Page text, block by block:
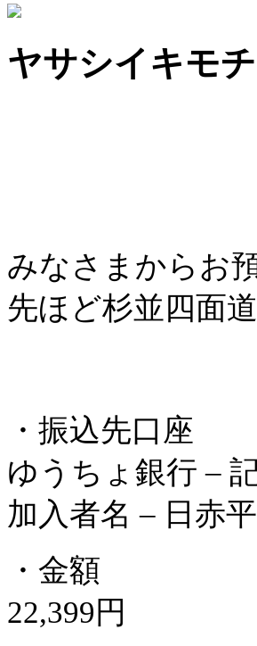
ヤサシイキモ
みなさまからお
先ほど杉並四面
・振込先口座
ゆうちょ銀行 –
加入者名 – 日赤
・金額
22,399円